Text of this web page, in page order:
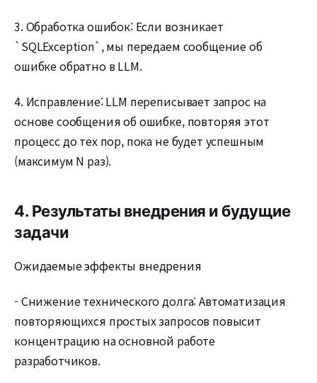
3. Обработка ошибок: Если возникает
`SQLException`, мы передаем сообщение об
ошибке обратно в LLM.
4. Исправление: LLM переписывает запрос на
основе сообщения об ошибке, повторяя этот
процесс до тех пор, пока не будет успешным
(максимум N раз).
4. Результаты внедрения и будущие
задачи
Ожидаемые эффекты внедрения
- Снижение технического долга: Автоматизация
повторяющихся простых запросов повысит
концентрацию на основной работе
разработчиков.